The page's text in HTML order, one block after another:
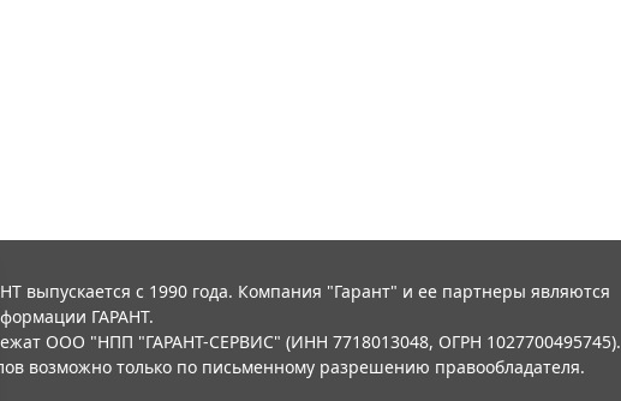
выпускается с 1990 года. Компания "Гарант" и ее партнеры являются
ГАРАНТ.
ООО "НПП "ГАРАНТ-СЕРВИС" (ИНН 7718013048, ОГРН 1027700495745).
возможно только по письменному разрешению правообладателя.